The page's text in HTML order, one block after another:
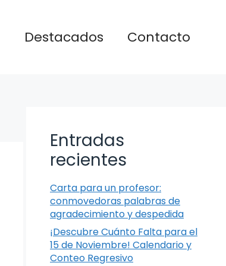
Destacados Contacto
Entradas
recientes
Carta para un profesor:
conmovedoras palabras de
agradecimiento y despedida
¡Descubre Cuánto Falta para el
15 de Noviembre! Calendario y
Conteo Regresivo